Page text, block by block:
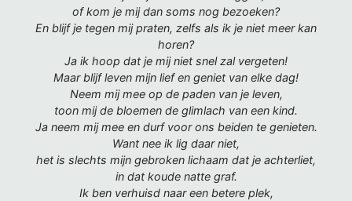
of kom je mij dan soms nog bezoeken?
En blijf je tegen mij praten, zelfs als ik je niet meer kan
horen?
Ja ik hoop dat je mij niet snel zal vergeten!
Maar blijf leven mijn lief en geniet van elke dag!
Neem mij mee op de paden van je leven,
toon mij de bloemen de glimlach van een kind.
Ja neem mij mee en durf voor ons beiden te genieten.
Want nee ik lig daar niet,
het is slechts mijn gebroken lichaam dat je achterliet,
in dat koude natte graf.
Ik ben verhuisd naar een betere plek,